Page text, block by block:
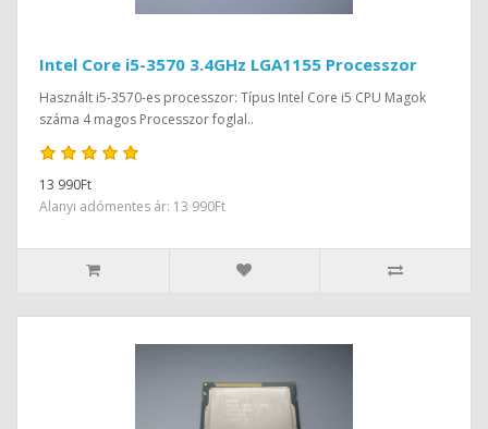
Intel Core i5-3570 3.4GHz LGA1155 Processzor
Használt i5-3570-es processzor: Típus Intel Core i5 CPU Magok
száma 4 magos Processzor foglal..
13 990Ft
Alanyi adómentes ár: 13 990Ft